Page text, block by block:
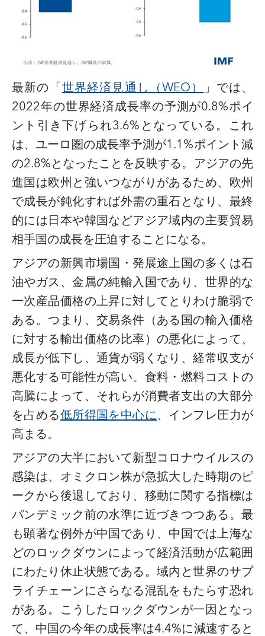
最新の「世界経済見通し（WEO）」では、
2022年の世界経済成長率の予測が0.8%ポイ
ント引き下げられ3.6%となっている。これ
は、ユーロ圏の成長率予測が1.1%ポイント減
の2.8%となったことを反映する。アジアの先
進国は欧州と強いつながりがあるため、欧州
で成長が鈍化すれば外需の重石となり、最終
的には日本や韓国などアジア域内の主要貿易
相手国の成長を圧迫することになる。
アジアの新興市場国・発展途上国の多くは石
油やガス、金属の純輸入国であり、世界的な
一次産品価格の上昇に対してとりわけ脆弱で
ある。つまり、交易条件（ある国の輸入価格
に対する輸出価格の比率）の悪化によって、
成長が低下し、通貨が弱くなり、経常収支が
悪化する可能性が高い。食料・燃料コストの
高騰によって、それらが消費者支出の大部分
を占める低所得国を中心に、インフレ圧力が
高まる。
アジアの大半において新型コロナウイルスの
感染は、オミクロン株が急拡大した時期のピ
ークから後退しており、移動に関する指標は
パンデミック前の水準に近づきつつある。最
も顕著な例外が中国であり、中国では上海な
どのロックダウンによって経済活動が広範囲
にわたり休止状態である。域内と世界のサプ
ライチェーンにさらなる混乱をもたらす恐れ
がある。こうしたロックダウンが一因となっ
て、中国の今年の成長率は4.4%に減速すると